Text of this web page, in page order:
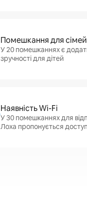
Помешкання для
У 20 помешканнях є
зручності для дітей
Наявність Wi-Fi
У 30 помешканнях для
Лоха пропонується